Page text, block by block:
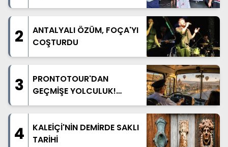
2
ANTALYALI ÖZÜM, FOÇA'YI
COŞTURDU
3
PRONTOTOUR'DAN
GEÇMİŞE YOLCULUK!
NOSTALJİK OTOBÜSLÜ
BAŞLIYOR
4
KALEİÇİ'NİN DEMİRDE SAKLI
TARİHİ